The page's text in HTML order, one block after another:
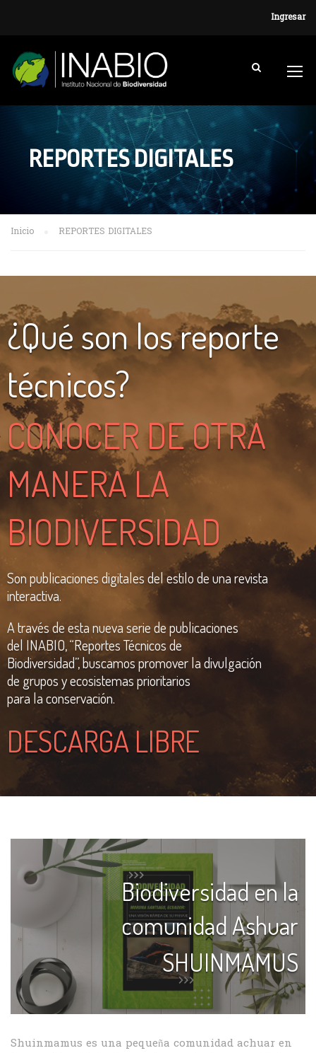
Ingresar
REPORTES DIGITALES
Inicio REPORTES DIGITALES
¿Qué son los reporte
técnicos?
CONOCER DE OTRA
MANERA LA
BIODIVERSIDAD
Son publicaciones digitales del estilo de una revista
interactiva.
A través de esta nueva serie de publicaciones
del INABIO, “Reportes Técnicos de
Biodiversidad”, buscamos promover la divulgación
de grupos y ecosistemas prioritarios
para la conservación.
DESCARGA LIBRE
Biodiversidad en la
comunidad Ashuar
SHUINMAMUS
Shuinmamus es una pequeña comunidad achuar en